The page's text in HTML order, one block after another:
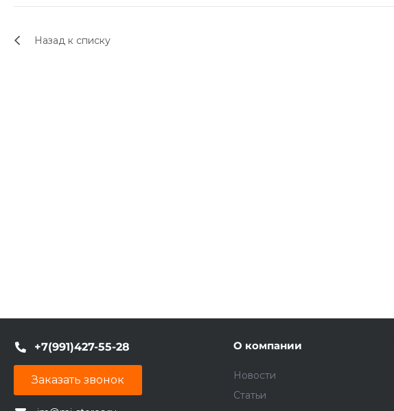
Назад к списку
+7(991)427-55-28
Заказать звонок
О компании
Новости
Статьи